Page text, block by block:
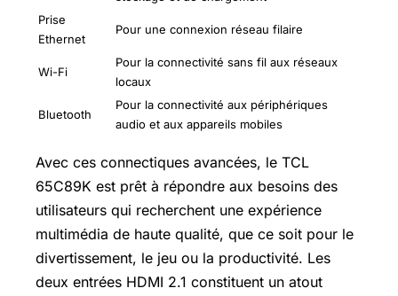
Prise
Ethernet
Pour une connexion réseau filaire
Wi-Fi
Pour la connectivité sans fil aux réseaux
locaux
Bluetooth
Pour la connectivité aux périphériques
audio et aux appareils mobiles
Avec ces connectiques avancées, le TCL
65C89K est prêt à répondre aux besoins des
utilisateurs qui recherchent une expérience
multimédia de haute qualité, que ce soit pour le
divertissement, le jeu ou la productivité. Les
deux entrées HDMI 2.1 constituent un atout